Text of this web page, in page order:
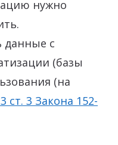
нужно
данные с
(базы
(на
ст. 3 Закона 152-